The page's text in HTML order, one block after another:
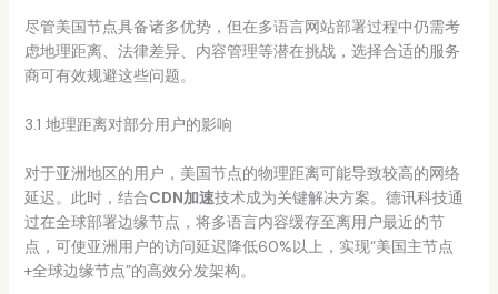
尽管美国节点具备诸多优势，但在多语言网站部署过程中仍需考
虑地理距离、法律差异、内容管理等潜在挑战，选择合适的服务
商可有效规避这些问题。
3.1 地理距离对部分用户的影响
对于亚洲地区的用户，美国节点的物理距离可能导致较高的网络
延迟。此时，结合CDN加速技术成为关键解决方案。德讯科技通
过在全球部署边缘节点，将多语言内容缓存至离用户最近的节
点，可使亚洲用户的访问延迟降低60%以上，实现“美国主节点
+全球边缘节点”的高效分发架构。